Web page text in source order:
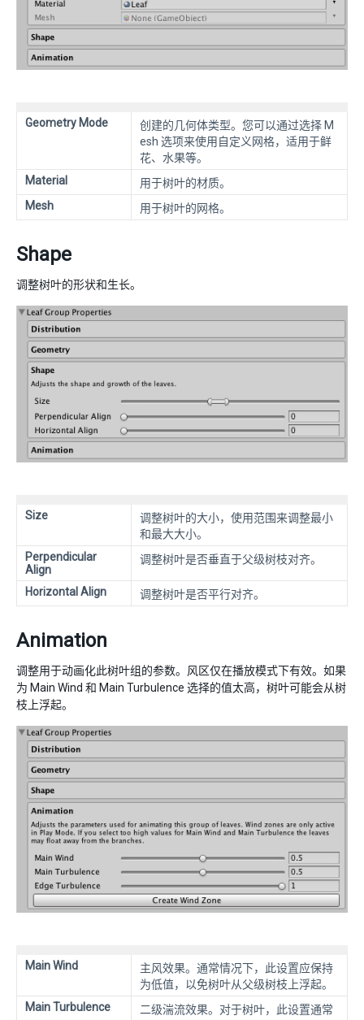
Geometry Mode
创建的几何体类型。您可以通过选择 M
esh 选项来使用自定义网格，适用于鲜
花、水果等。
Material
用于树叶的材质。
Mesh
用于树叶的网格。
Shape
调整树叶的形状和生长。
Size
调整树叶的大小，使用范围来调整最小
和最大大小。
Perpendicular
Align
调整树叶是否垂直于父级树枝对齐。
Horizontal Align 调整树叶是否平行对齐。
Animation
调整用于动画化此树叶组的参数。风区仅在播放模式下有效。如果
为 Main Wind 和 Main Turbulence 选择的值太高，树叶可能会从树
枝上浮起。
Main Wind
主风效果。通常情况下，此设置应保持
为低值，以免树叶从父级树枝上浮起。
Main Turbulence
二级湍流效果。对于树叶，此设置通常